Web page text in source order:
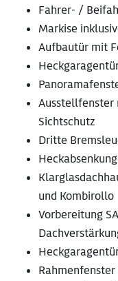
Fahrer- /
Markise
Aufbautür mit
Sichtschutz
Dritte
und Kombirollo
Vorbereitung